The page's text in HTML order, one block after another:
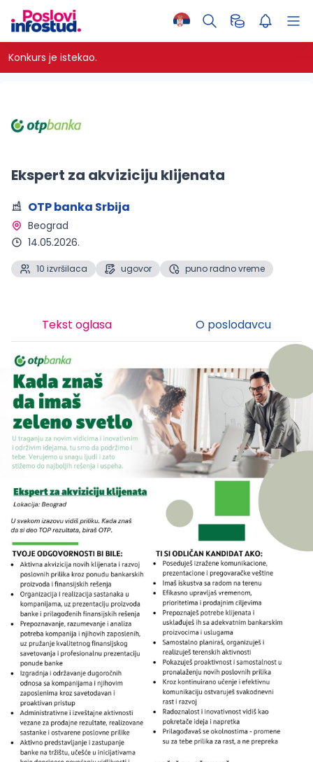
Konkurs je istekao.
Ekspert za akviziciju klijenata
OTP banka Srbija
Beograd
14.05.2026.
10 izvršilaca ugovor puno radno vreme
Tekst oglasa O poslodavcu